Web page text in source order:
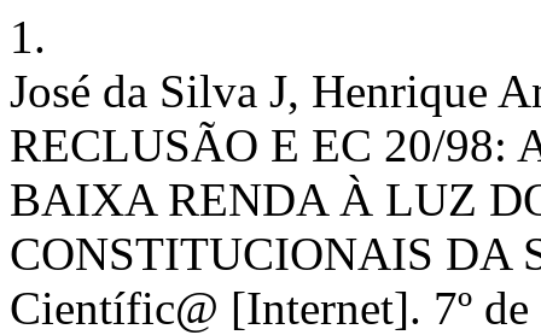
1.
José da Silva J, Henrique
RECLUSÃO E EC 20/98:
BAIXA RENDA À LUZ
CONSTITUCIONAIS DA
Científic@ [Internet]. 7º